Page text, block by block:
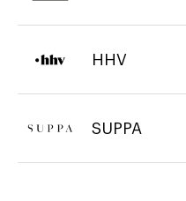
HHV
SUPPA